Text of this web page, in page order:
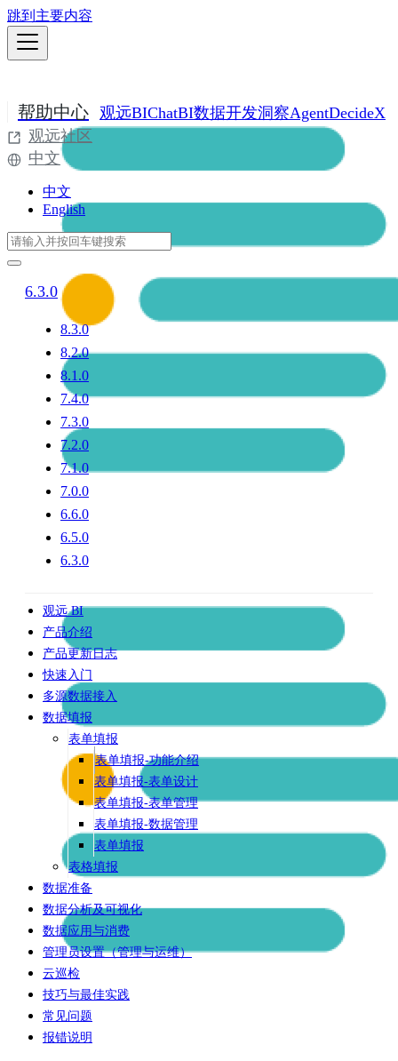
跳到主要内容
帮助中心 观远BIChatBI数据开发洞察AgentDecideX
观远社区
中文
中文
English
6.3.0
8.3.0
8.2.0
8.1.0
7.4.0
7.3.0
7.2.0
7.1.0
7.0.0
6.6.0
6.5.0
6.3.0
观远 BI
产品介绍
产品更新日志
快速入门
多源数据接入
数据填报
表单填报
表单填报-功能介绍
表单填报-表单设计
表单填报-表单管理
表单填报-数据管理
表单填报
表格填报
数据准备
数据分析及可视化
数据应用与消费
管理员设置（管理与运维）
云巡检
技巧与最佳实践
常见问题
报错说明